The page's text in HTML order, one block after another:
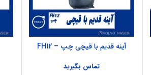
آینه قدیم با قیچی چپ – FH12
تماس بگیرید